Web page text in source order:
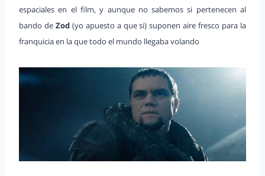
espaciales en el film, y aunque no sabemos si pertenecen al
bando de Zod(yo apuesto a que si) suponen aire fresco para la
franquicia en la que todo el mundo llegaba volando